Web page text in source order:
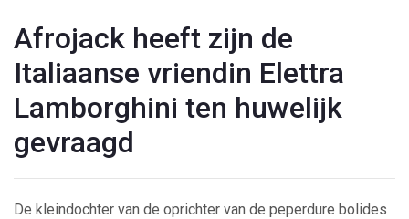
Afrojack heeft zijn de
Italiaanse vriendin Elettra
Lamborghini ten huwelijk
gevraagd
De kleindochter van de oprichter van de peperdure bolides